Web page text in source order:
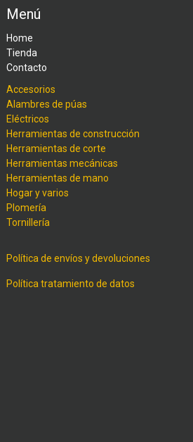
Menú
Home
Tienda
Contacto
Accesorios
Alambres de púas
Eléctricos
Herramientas de construcción
Herramientas de corte
Herramientas mecánicas
Herramientas de mano
Hogar y varios
Plomería
Tornillería
Política de envíos y devoluciones
Política tratamiento de datos